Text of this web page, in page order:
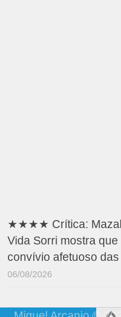
★★★★ Crítica: Mazal
Vida Sorri mostra
convívio afetuoso
06/08/2026